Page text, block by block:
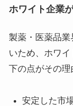
ホワイト企業
製薬・医薬品
いため、ホワ
下の点がその理
安定した市